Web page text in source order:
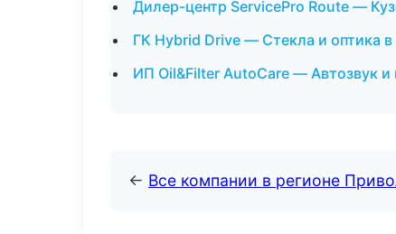
Дилер-центр ServicePro Route —
ГК Hybrid Drive — Стекла и оптика
ИП Oil&Filter AutoCare — Автозвук
← Все компании в регионе